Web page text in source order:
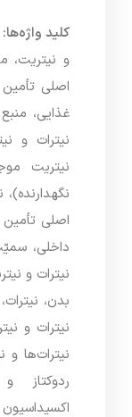
کلید واژه‌ها:
و نیتریت،
اصلی
غذایی،
نیترات و
نیتریت
اصلی
داخلی،
نیترات و
بدن،
نیترات و
نیترات‌ها و
ردوکتاز